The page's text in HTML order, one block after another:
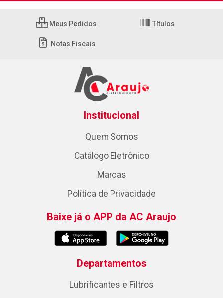
Meus Pedidos Títulos
Notas Fiscais
Institucional
Quem Somos
Catálogo Eletrônico
Marcas
Política de Privacidade
Baixe já o APP da AC Araujo
Departamentos
Lubrificantes e Filtros